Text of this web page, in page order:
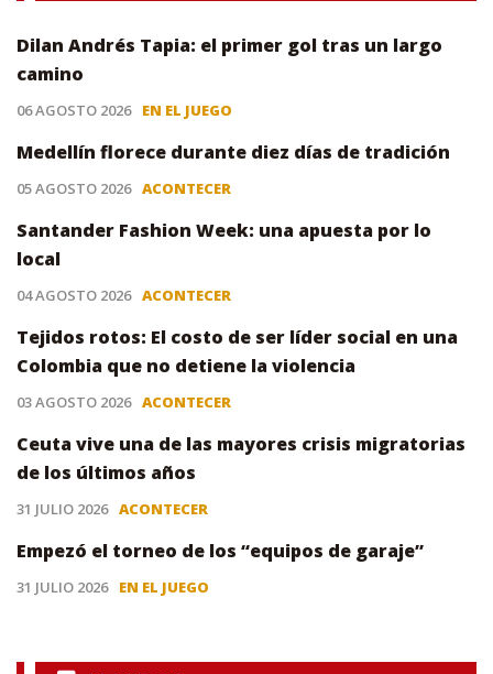
Dilan Andrés Tapia: el primer gol tras un largo
camino
06 AGOSTO 2026 EN EL JUEGO
Medellín florece durante diez días de tradición
05 AGOSTO 2026 ACONTECER
Santander Fashion Week: una apuesta por lo
local
04 AGOSTO 2026 ACONTECER
Tejidos rotos: El costo de ser líder social en una
Colombia que no detiene la violencia
03 AGOSTO 2026 ACONTECER
Ceuta vive una de las mayores crisis migratorias
de los últimos años
31 JULIO 2026 ACONTECER
Empezó el torneo de los “equipos de garaje”
31 JULIO 2026 EN EL JUEGO